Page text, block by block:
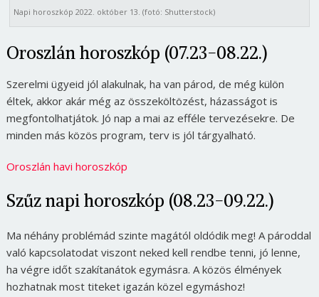
Napi horoszkóp 2022. október 13. (fotó: Shutterstock)
Oroszlán horoszkóp (07.23-08.22.)
Szerelmi ügyeid jól alakulnak, ha van párod, de még külön
éltek, akkor akár még az összeköltözést, házasságot is
megfontolhatjátok. Jó nap a mai az efféle tervezésekre. De
minden más közös program, terv is jól tárgyalható.
Oroszlán havi horoszkóp
Szűz napi horoszkóp (08.23-09.22.)
Ma néhány problémád szinte magától oldódik meg! A pároddal
való kapcsolatodat viszont neked kell rendbe tenni, jó lenne,
ha végre időt szakítanátok egymásra. A közös élmények
hozhatnak most titeket igazán közel egymáshoz!